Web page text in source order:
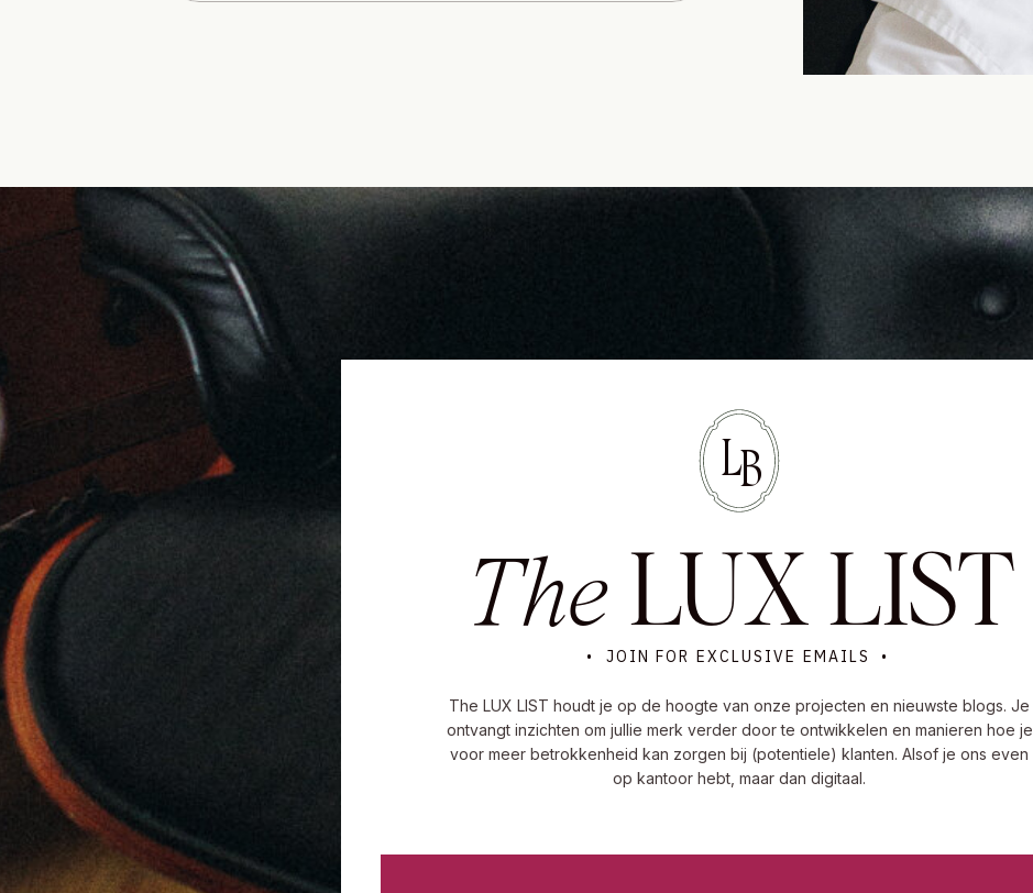
The LUX LIST
• JOIN FOR EXCLUSIVE EMAILS •
The LUX LIST houdt je op de hoogte van onze projecten en nieuwste blogs. Je
ontvangt inzichten om jullie merk verder door te ontwikkelen en manieren hoe je
voor meer betrokkenheid kan zorgen bij (potentiele) klanten. Alsof je ons even
op kantoor hebt, maar dan digitaal.
LB